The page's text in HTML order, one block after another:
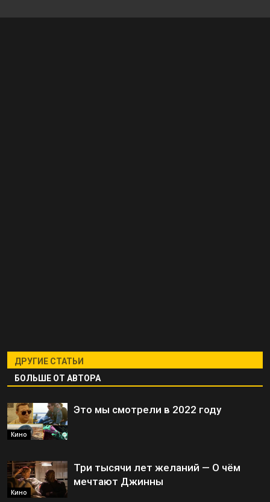
ДРУГИЕ СТАТЬИ
БОЛЬШЕ ОТ АВТОРА
Кино
Это мы смотрели в 2022 году
Кино
Три тысячи лет желаний — О чём
мечтают Джинны